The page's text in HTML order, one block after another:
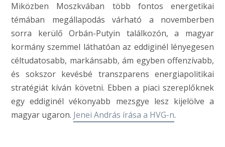
Miközben Moszkvában több fontos energetikai
témában megállapodás várható a novemberben
sorra kerülő Orbán-Putyin találkozón, a magyar
kormány szemmel láthatóan az eddiginél lényegesen
céltudatosabb, markánsabb, ám egyben offenzívabb,
és sokszor kevésbé transzparens energiapolitikai
stratégiát kíván követni. Ebben a piaci szereplőknek
egy eddiginél vékonyabb mezsgye lesz kijelölve a
magyar ugaron. Jenei András írása a HVG-n.